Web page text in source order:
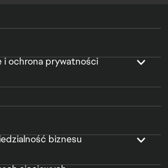
i ochrona prywatności
biznesu